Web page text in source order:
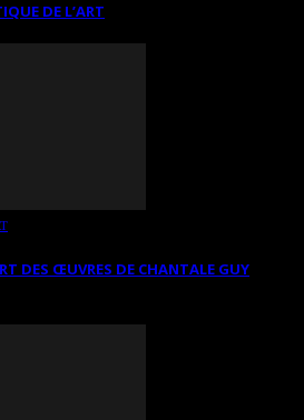
DE L’ART
DES ŒUVRES DE CHANTALE GUY